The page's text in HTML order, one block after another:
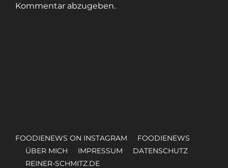
Kommentar abzugeben.
FOODIENEWS ON INSTAGRAM
FOODIENEWS
ÜBER MICH
IMPRESSUM
DATENSCHUTZ
REINER-SCHMITZ.DE